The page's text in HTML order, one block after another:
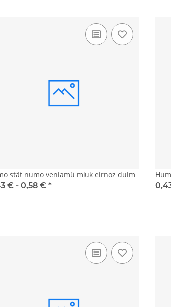
stät numo veniamü miuk eirnoz duim
€ - 0,58 € *